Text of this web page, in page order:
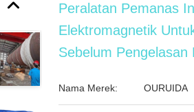
Peralatan Pemanas
Elektromagnetik
Sebelum Pengelasan
Nama Merek: OURUIDA